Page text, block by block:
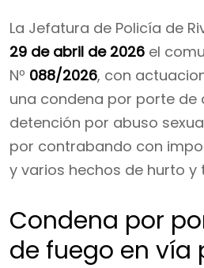
La Jefatura de Policía de
29 de abril de 2026 el
Nº 088/2026, con
una condena por porte de
detención por abuso
por contrabando con
y varios hechos de hurto y
Condena por
de fuego en vía